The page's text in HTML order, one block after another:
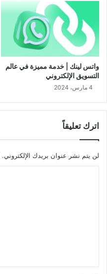
واتس لينك | خدمة مميزة في عالم
التسويق الإلكتروني
4 مارس، 2024
اترك تعليقاً
لن يتم نشر عنوان بريدك الإلكتروني.